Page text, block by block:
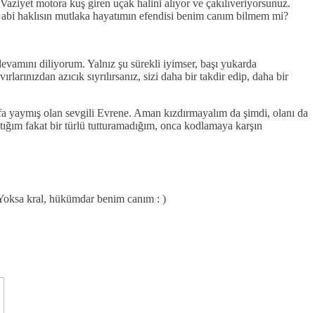
motora kuş giren uçak halini alıyor ve çakılıveriyorsunuz.
mutlaka hayatımın efendisi benim canım bilmem mi?
diliyorum. Yalnız şu sürekli iyimser, başı yukarda
azıcık sıyrılırsanız, sizi daha bir takdir edip, daha bir
olan sevgili Evrene. Aman kızdırmayalım da şimdi, olanı da
fakat bir türlü tutturamadığım, onca kodlamaya karşın
kral, hükümdar benim canım : )